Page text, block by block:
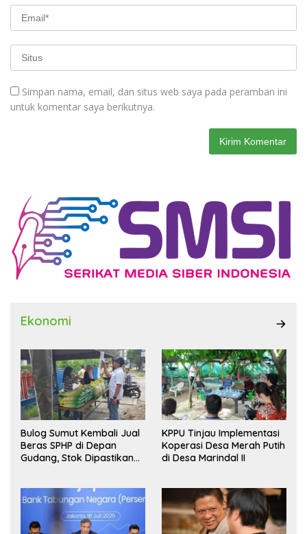
Simpan nama, email, dan situs web saya pada peramban ini
untuk komentar saya berikutnya.
Ekonomi
Bulog Sumut Kembali Jual
Beras SPHP di Depan
Gudang, Stok Dipastikan
KPPU Tinjau Implementasi
Koperasi Desa Merah Putih
di Desa Marindal II